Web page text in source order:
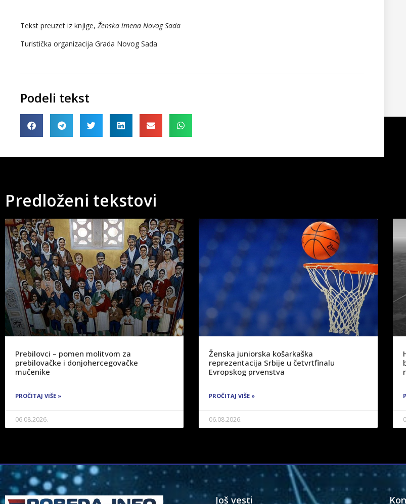
Tekst preuzet iz knjige, Ženska imena Novog Sada
Turistička organizacija Grada Novog Sada
Podeli tekst
Predloženi tekstovi
Prebilovci – pomen molitvom za
prebilovačke i donjohercegovačke
mučenike
PROČITAJ VIŠE »
06.08.2026.
Ženska juniorska košarkaška
reprezentacija Srbije u četvrtfinalu
Evropskog prvenstva
PROČITAJ VIŠE »
06.08.2026.
Još vesti